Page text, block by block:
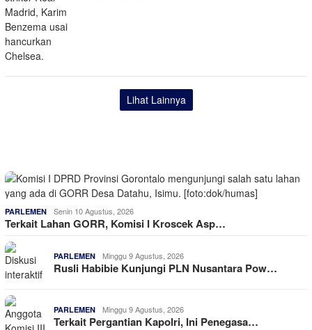
Lihat Lainnya
PARLEMEN Senin 10 Agustus, 2026
Terkait Lahan GORR, Komisi I Kroscek Asp…
PARLEMEN Minggu 9 Agustus, 2026
Rusli Habibie Kunjungi PLN Nusantara Pow…
PARLEMEN Minggu 9 Agustus, 2026
Terkait Pergantian Kapolri, Ini Penegasa…